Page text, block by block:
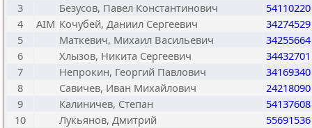
3
Безусов, Павел Константинович
54110220
4
AIM Кочубей, Даниил Сергеевич
34274529
5
Маткевич, Михаил Васильевич
34255664
6
Хлызов, Никита Сергеевич
34432701
7
Непрокин, Георгий Павлович
34169340
8
Савичев, Иван Михайлович
24218090
9
Калиничев, Степан
54137608
10
Лукьянов, Дмитрий
55691536